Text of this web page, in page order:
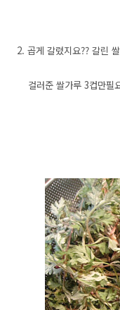
2. 곱게 갈렸지요?? 갈린
걸러준 쌀가루 3컵만필